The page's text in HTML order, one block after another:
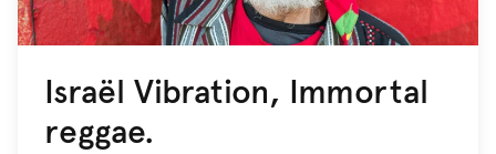
Israël Vibration, Immortal
reggae.